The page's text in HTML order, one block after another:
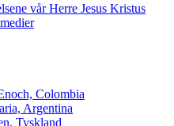
vår Herre Jesus Kristus
Colombia
Argentina
Tyskland